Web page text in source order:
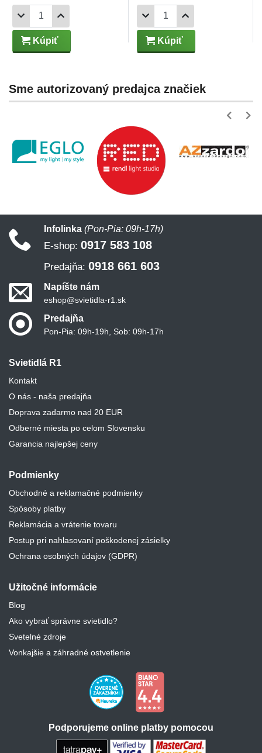
Kúpiť Kúpiť
Sme autorizovaný predajca značiek
Svietidlá R1
Kontakt
O nás - naša predajňa
Doprava zadarmo nad 20 EUR
Odberné miesta po celom Slovensku
Garancia najlepšej ceny
Podmienky
Obchodné a reklamačné podmienky
Spôsoby platby
Reklamácia a vrátenie tovaru
Postup pri nahlasovaní poškodenej zásielky
Ochrana osobných údajov (GDPR)
Užitočné informácie
Blog
Ako vybrať správne svietidlo?
Svetelné zdroje
Vonkajšie a záhradné ostvetlenie
Infolinka (Pon-Pia: 09h-17h)
E-shop: 0917 583 108
Predajňa: 0918 661 603
Napíšte nám
eshop@svietidla-r1.sk
Predajňa
Pon-Pia: 09h-19h, Sob: 09h-17h
Podporujeme online platby pomocou